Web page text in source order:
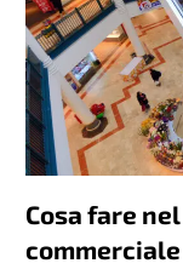
Cosa fare